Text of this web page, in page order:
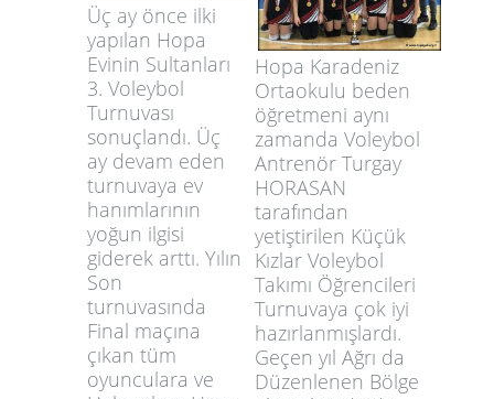
Üç ay önce ilki
yapılan Hopa
Evinin Sultanları
3. Voleybol
Turnuvası
sonuçlandı. Üç
ay devam eden
turnuvaya ev
hanımlarının
yoğun ilgisi
giderek arttı. Yılın
Son
turnuvasında
Final maçına
çıkan tüm
oyunculara ve
Hopa Karadeniz
Ortaokulu beden
öğretmeni aynı
zamanda Voleybol
Antrenör Turgay
HORASAN
tarafından
yetiştirilen Küçük
Kızlar Voleybol
Takımı Öğrencileri
Turnuvaya çok iyi
hazırlanmışlardı.
Geçen yıl Ağrı da
Düzenlenen Bölge